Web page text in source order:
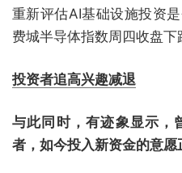
重新评估AI基础设施投资
费城半导体指数周四收盘下
投资者追高兴趣减退
与此同时，有迹象显示，
者，如今投入新资金的意愿